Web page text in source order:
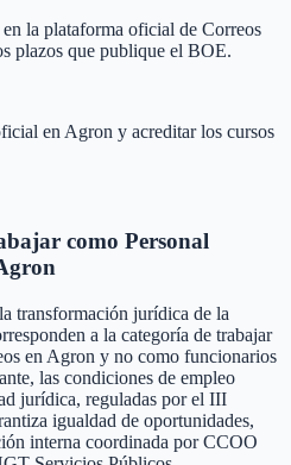
la plataforma oficial de Correos
plazos que publique el BOE.
en Agron y acreditar los cursos
como Personal
transformación jurídica de la
a la categoría de trabajar
en Agron y no como funcionarios
las condiciones de empleo
jurídica, reguladas por el III
igualdad de oportunidades,
interna coordinada por CCOO